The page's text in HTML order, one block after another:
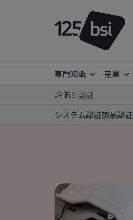
専門知識 産業
評価と認証
システム認証製品認証